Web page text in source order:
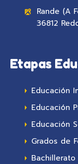
Rande (A
36812
Etapas
Educación
Educación
Educación
Grados de
Bachillerato